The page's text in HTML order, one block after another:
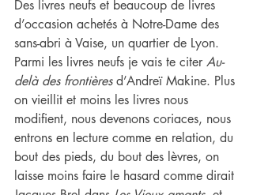
Des livres neufs et beaucoup de livres
d’occasion achetés à Notre-Dame des
sans-abri à Vaise, un quartier de Lyon.
Parmi les livres neufs je vais te citer Au-
delà des frontières d’Andreï Makine. Plus
on vieillit et moins les livres nous
modifient, nous devenons coriaces, nous
entrons en lecture comme en relation, du
bout des pieds, du bout des lèvres, on
laisse moins faire le hasard comme dirait